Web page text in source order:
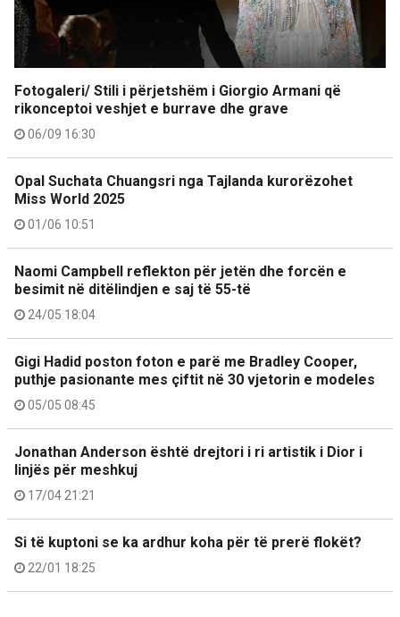
Fotogaleri/ Stili i përjetshëm i Giorgio Armani që
rikonceptoi veshjet e burrave dhe grave
06/09 16:30
Opal Suchata Chuangsri nga Tajlanda kurorëzohet
Miss World 2025
01/06 10:51
Naomi Campbell reflekton për jetën dhe forcën e
besimit në ditëlindjen e saj të 55-të
24/05 18:04
Gigi Hadid poston foton e parë me Bradley Cooper,
puthje pasionante mes çiftit në 30 vjetorin e modeles
05/05 08:45
Jonathan Anderson është drejtori i ri artistik i Dior i
linjës për meshkuj
17/04 21:21
Si të kuptoni se ka ardhur koha për të prerë flokët?
22/01 18:25